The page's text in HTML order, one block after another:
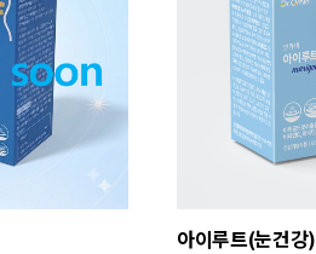
아이루트(눈건강)